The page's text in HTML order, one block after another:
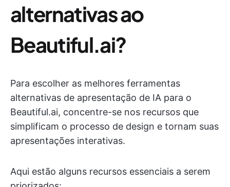
alternativas ao
Beautiful.ai?
Para escolher as melhores ferramentas
alternativas de apresentação de IA para o
Beautiful.ai, concentre-se nos recursos que
simplificam o processo de design e tornam suas
apresentações interativas.
Aqui estão alguns recursos essenciais a serem